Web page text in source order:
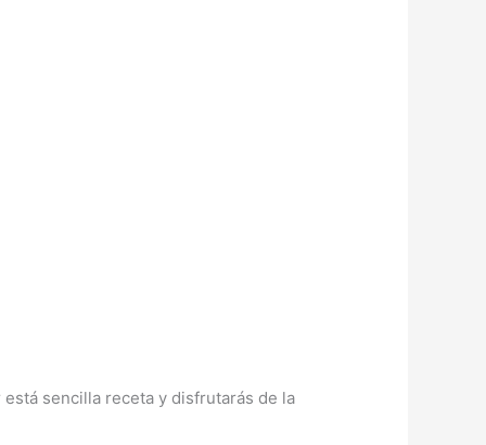
sencilla receta y disfrutarás de la